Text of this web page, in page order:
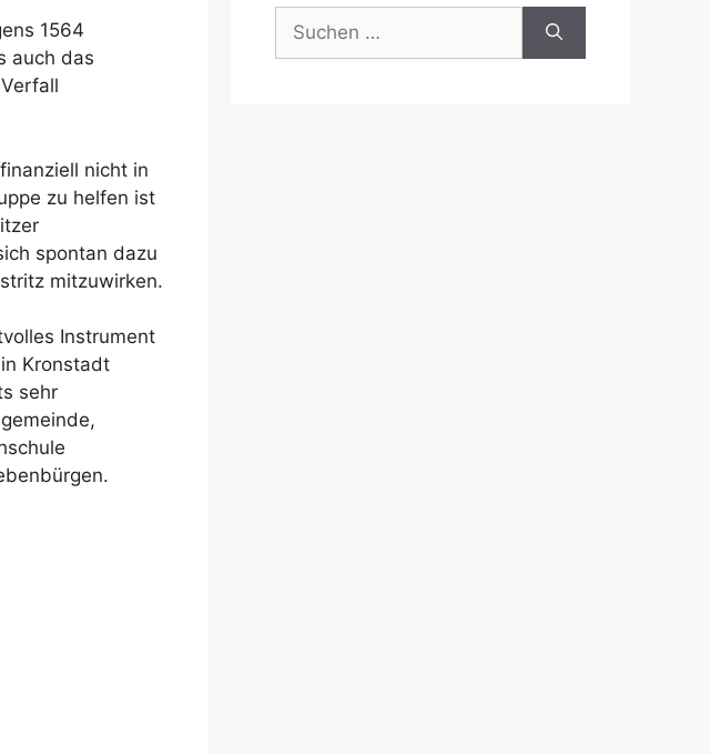
1564
auch das
nicht in
zu helfen ist
spontan dazu
mitzuwirken.
Instrument
Kronstadt
sehr
nach: